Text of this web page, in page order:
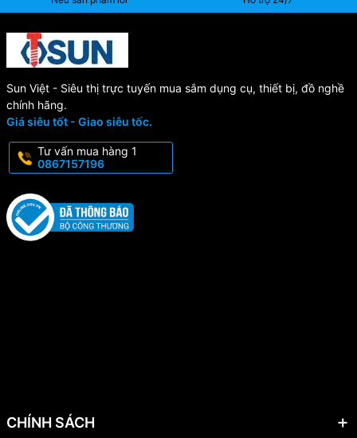
Sun Việt - Siêu thị trực tuyến mua sắm dụng cụ, thiết bị, đồ nghề
chính hãng.
Giá siêu tốt - Giao siêu tốc.
Tư vấn mua hàng 1
0867157196
CHÍNH SÁCH